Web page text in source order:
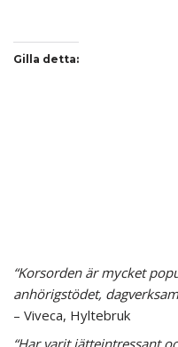
Gilla detta:
“Korsorden är mycket
anhörigstödet,
– Viveca, Hyltebruk
“Har varit jätteintressant